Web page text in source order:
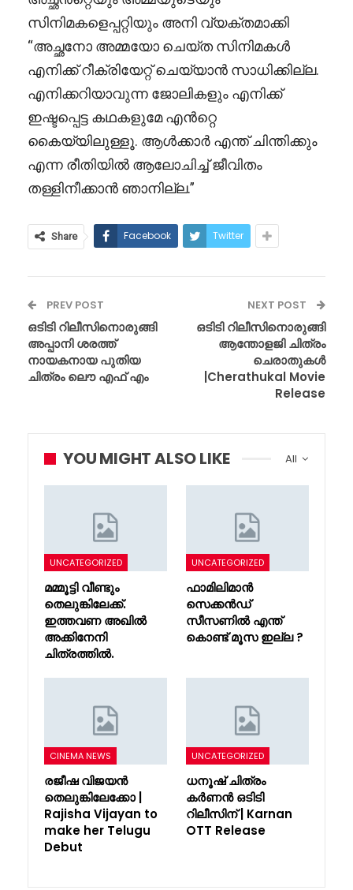
സിനിമകളെപ്പറ്റിയും അനി വ്യക്തമാക്കി
“അച്ഛനോ അമ്മയോ ചെയ്ത സിനിമകൾ
എനിക്ക് റീക്രിയേറ്റ് ചെയ്യാൻ സാധിക്കില്ല.
എനിക്കറിയാവുന്ന ജോലികളും എനിക്ക്
ഇഷ്ടപ്പെട്ട കഥകളുമേ എൻറ്റെ
കൈയ്യിലുള്ളൂ. ആൾക്കാർ എന്ത് ചിന്തിക്കും
എന്ന രീതിയിൽ ആലോചിച്ച് ജീവിതം
തള്ളിനീക്കാൻ ഞാനില്ല.”
Share Facebook Twitter
PREV POST
ഒടിടി റിലീസിനൊരുങ്ങി
അപ്പാനി ശരത്ത്
നായകനായ പുതിയ
ചിത്രം ലൌ എഫ് എം
NEXT POST
ഒടിടി റിലീസിനൊരുങ്ങി
ആന്തോളജി ചിത്രം
ചെരാതുകൾ
|Cherathukal Movie
Release
All
YOU MIGHT ALSO LIKE
UNCATEGORIZED
മമ്മൂട്ടി വീണ്ടും
തെലുങ്കിലേക്ക്.
ഇത്തവണ അഖിൽ
അക്കിനേനി
ചിത്രത്തിൽ.
UNCATEGORIZED
ഫാമിലിമാൻ
സെക്കൻഡ്
സീസണിൽ എന്ത്
കൊണ്ട് മൂസ ഇല്ല ?
CINEMA NEWS
രജീഷ വിജയൻ
തെലുങ്കിലേക്കോ |
Rajisha Vijayan to
make her Telugu
Debut
UNCATEGORIZED
ധനൂഷ് ചിത്രം
കർണൻ ഒടിടി
റിലീസിന് | Karnan
OTT Release